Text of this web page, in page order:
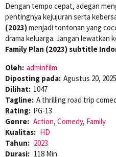
Dengan tempo cepat, adegan
pentingnya kejujuran serta
(2023)menjadi tontonan yang
drama keluarga. Jangan lewatkan
Family Plan (2023) subtitle
Oleh: adminfilm
Diposting pada: Agustus 20, 2025
Dilihat: 1047
Tagline: A thrilling road trip
Rating: PG-13
Genre: Action, Comedy, Family
Kualitas: HD
Tahun: 2023
Durasi: 118 Min